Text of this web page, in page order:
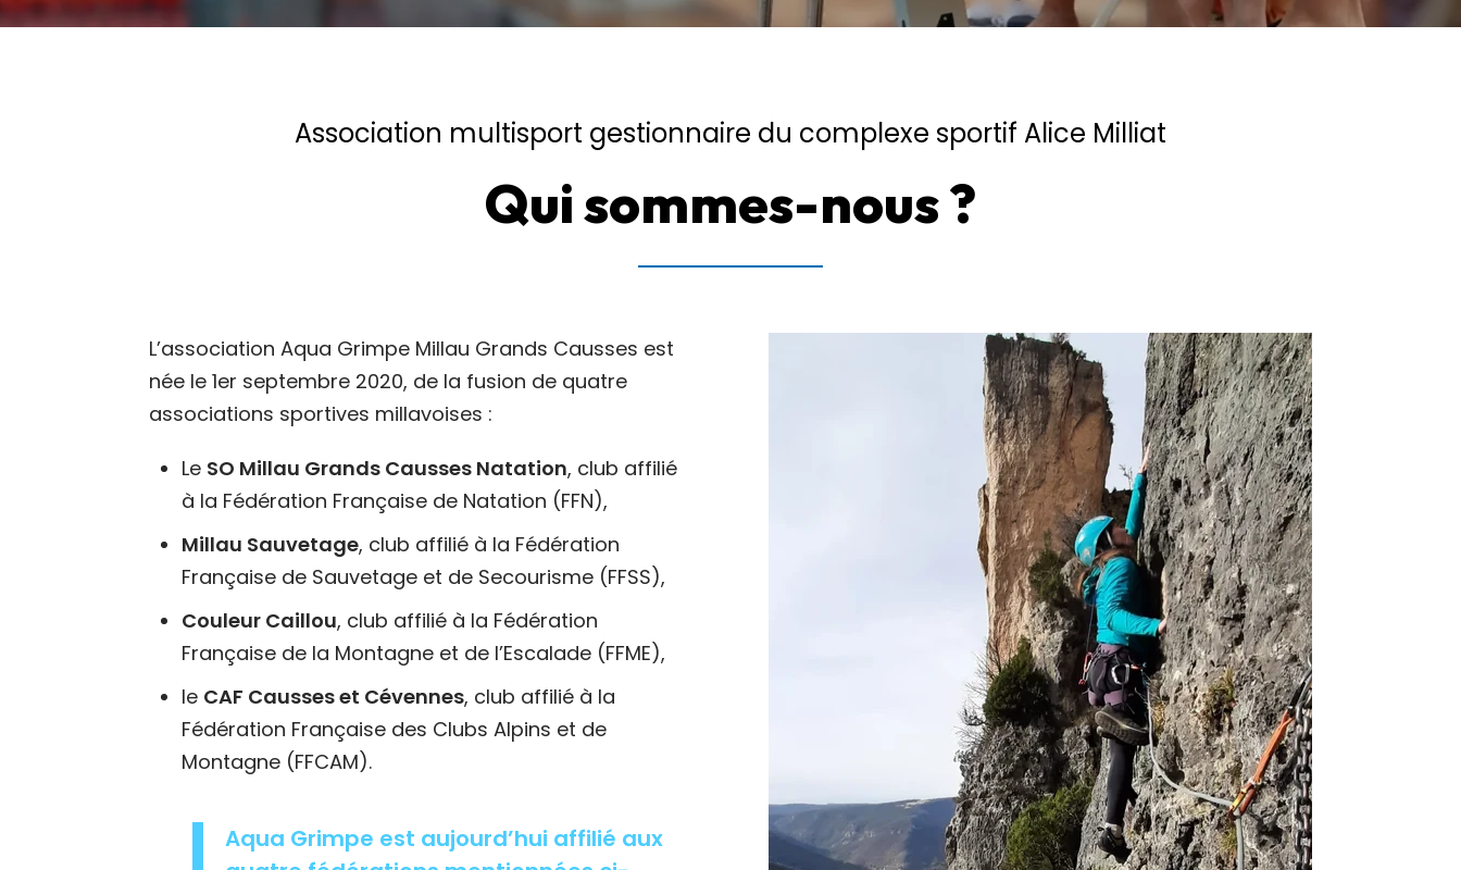
Association multisport gestionnaire du complexe sportif Alice Milliat
Qui sommes-nous ?
L’association Aqua Grimpe Millau Grands Causses est
née le 1er septembre 2020, de la fusion de quatre
associations sportives millavoises :
Le SO Millau Grands Causses Natation, club affilié
à la Fédération Française de Natation (FFN),
Millau Sauvetage, club affilié à la Fédération
Française de Sauvetage et de Secourisme (FFSS),
Couleur Caillou, club affilié à la Fédération
Française de la Montagne et de l’Escalade (FFME),
le CAF Causses et Cévennes, club affilié à la
Fédération Française des Clubs Alpins et de
Montagne (FFCAM).
Aqua Grimpe est aujourd’hui affilié aux